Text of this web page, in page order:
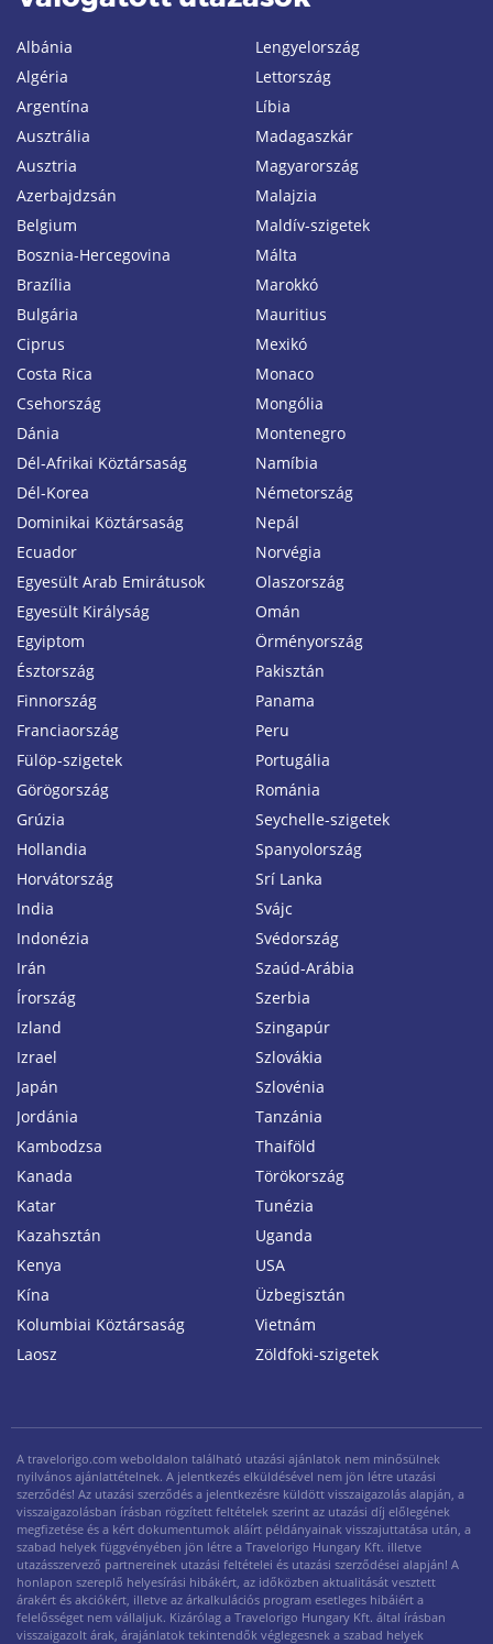
Albánia
Algéria
Argentína
Ausztrália
Ausztria
Azerbajdzsán
Belgium
Bosznia-Hercegovina
Brazília
Bulgária
Ciprus
Costa Rica
Csehország
Dánia
Dél-Afrikai Köztársaság
Dél-Korea
Dominikai Köztársaság
Ecuador
Egyesült Arab Emirátusok
Egyesült Királyság
Egyiptom
Észtország
Finnország
Franciaország
Fülöp-szigetek
Görögország
Grúzia
Hollandia
Horvátország
India
Indonézia
Irán
Írország
Izland
Izrael
Japán
Jordánia
Kambodzsa
Kanada
Katar
Kazahsztán
Kenya
Kína
Kolumbiai Köztársaság
Laosz
Lengyelország
Lettország
Líbia
Madagaszkár
Magyarország
Malajzia
Maldív-szigetek
Málta
Marokkó
Mauritius
Mexikó
Monaco
Mongólia
Montenegro
Namíbia
Németország
Nepál
Norvégia
Olaszország
Omán
Örményország
Pakisztán
Panama
Peru
Portugália
Románia
Seychelle-szigetek
Spanyolország
Srí Lanka
Svájc
Svédország
Szaúd-Arábia
Szerbia
Szingapúr
Szlovákia
Szlovénia
Tanzánia
Thaiföld
Törökország
Tunézia
Uganda
USA
Üzbegisztán
Vietnám
Zöldfoki-szigetek
A travelorigo.com weboldalon található utazási ajánlatok nem minősülnek
nyilvános ajánlattételnek. A jelentkezés elküldésével nem jön létre utazási
szerződés! Az utazási szerződés a jelentkezésre küldött visszaigazolás alapján, a
visszaigazolásban írásban rögzített feltételek szerint az utazási díj előlegének
megfizetése és a kért dokumentumok aláírt példányainak visszajuttatása után, a
szabad helyek függvényében jön létre a Travelorigo Hungary Kft. illetve
utazásszervező partnereinek utazási feltételei és utazási szerződései alapján! A
honlapon szereplő helyesírási hibákért, az időközben aktualitását vesztett
árakért és akciókért, illetve az árkalkulációs program esetleges hibáiért a
felelősséget nem vállaljuk. Kizárólag a Travelorigo Hungary Kft. által írásban
visszaigazolt árak, árajánlatok tekintendők véglegesnek a szabad helyek